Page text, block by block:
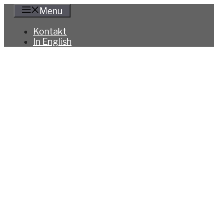
Hoppa
innehåll
Menu
Kontakt
In English